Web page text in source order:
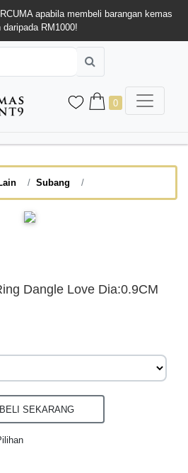
apabila membeli barangan kemas
daripada RM1000!
0
Subang
Dangle Love Dia:0.9CM
SEKARANG